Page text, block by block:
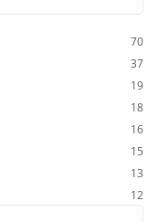
70
37
19
18
16
15
13
12